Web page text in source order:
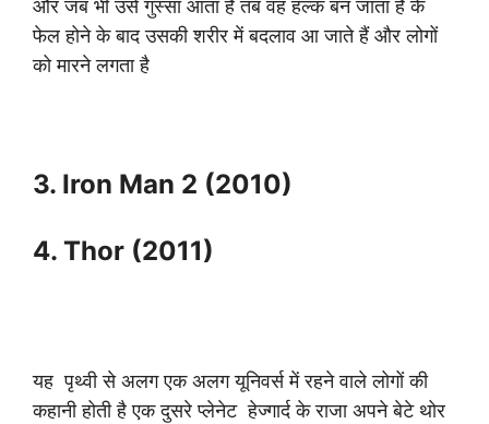
और जब भी उसे गुस्सा आता है तब वह हल्क बन जाता है के
फेल होने के बाद उसकी शरीर में बदलाव आ जाते हैं और लोगों
को मारने लगता है
3. Iron Man 2 (2010)
4. Thor (2011)
यह पृथ्वी से अलग एक अलग यूनिवर्स में रहने वाले लोगों की
कहानी होती है एक दुसरे प्लेनेट हेज्गार्द के राजा अपने बेटे थोर